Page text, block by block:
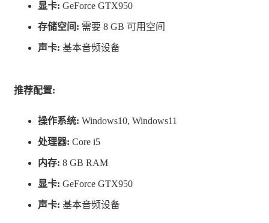
中！一群带着怪里怪气的活力、还有那半桶水却又令人烦
厌的暴力行为让居民都深感困扰。而你将会在约会的过程
中一步一步地揭晓背后的目的和谜团…！ ？
武器与光束的协同攻击♪
你用近战武器攻击， Coneru则能用「Conerun 光束」从远
处打飞敌人！
显卡: GeForce GTX950
存储空间: 需要 8 GB 可用空间
声卡: 基本音频设备
推荐配置:
操作系统: Windows10, Windows11
处理器: Core i5
内存: 8 GB RAM
显卡: GeForce GTX950
声卡: 基本音频设备